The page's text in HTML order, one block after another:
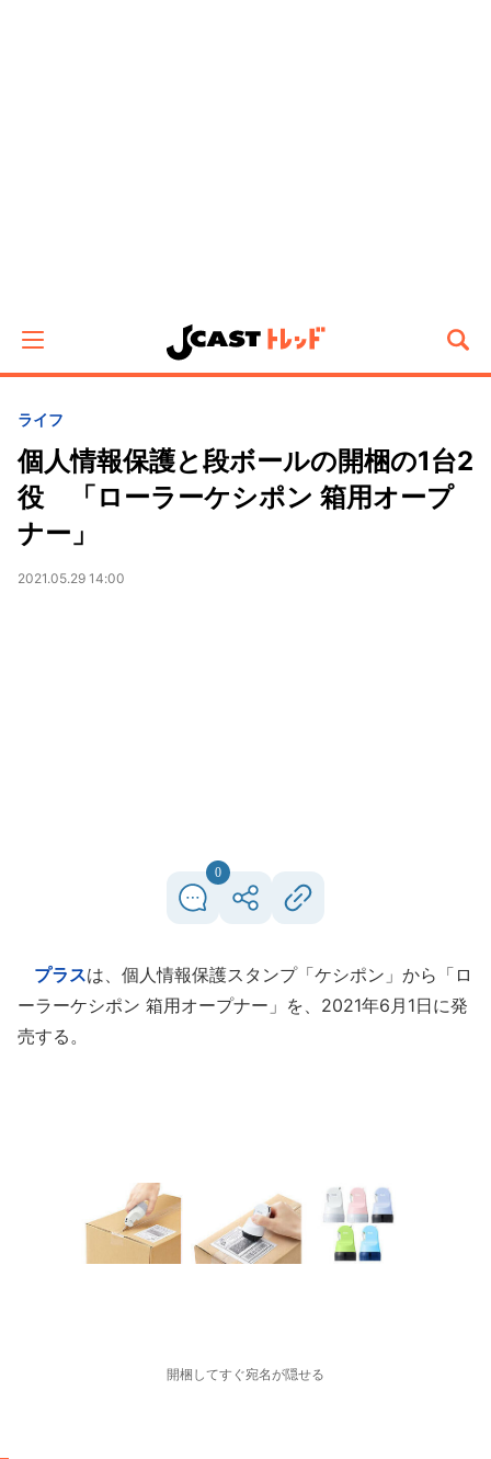
ライフ
個人情報保護と段ボールの開梱の1台2
役 「ローラーケシポン 箱用オープ
ナー」
2021.05.29 14:00
0
プラスは、個人情報保護スタンプ「ケシポン」から「ロ
ーラーケシポン 箱用オープナー」を、2021年6月1日に発
売する。
開梱してすぐ宛名が隠せる